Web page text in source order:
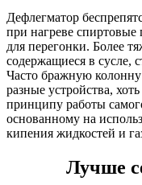
Дефлегматор
при нагреве
для перегонки. Более
содержащиеся в сусле,
Часто бражную
разные устройства,
принципу работы
основанному на
кипения жидкостей и
Лучше